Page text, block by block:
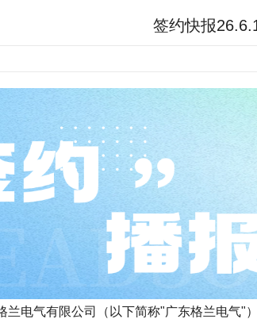
签约快报
兰电气有限公司（以下简称"广东格兰电气"